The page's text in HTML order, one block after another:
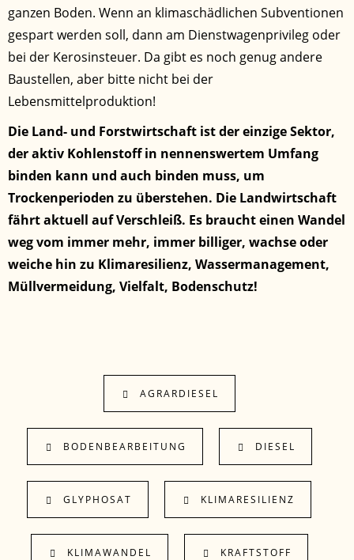
ganzen Boden. Wenn an klimaschädlichen Subventionen
gespart werden soll, dann am Dienstwagenprivileg oder
bei der Kerosinsteuer. Da gibt es noch genug andere
Baustellen, aber bitte nicht bei der
Lebensmittelproduktion!
Die Land- und Forstwirtschaft ist der einzige Sektor,
der aktiv Kohlenstoff in nennenswertem Umfang
binden kann und auch binden muss, um
Trockenperioden zu überstehen. Die Landwirtschaft
fährt aktuell auf Verschleiß. Es braucht einen Wandel
weg vom immer mehr, immer billiger, wachse oder
weiche hin zu Klimaresilienz, Wassermanagement,
Müllvermeidung, Vielfalt, Bodenschutz!
AGRARDIESEL
BODENBEARBEITUNG DIESEL
GLYPHOSAT KLIMARESILIENZ
KLIMAWANDEL KRAFTSTOFF